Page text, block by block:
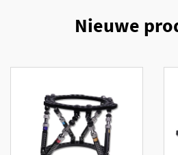
Nieuwe